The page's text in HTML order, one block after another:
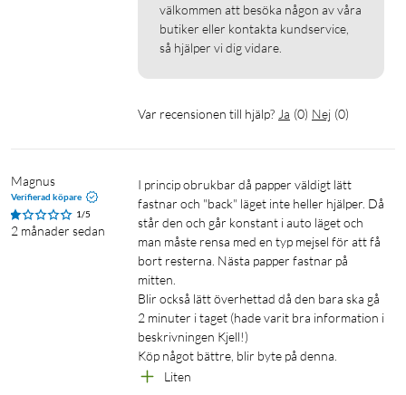
välkommen att besöka någon av våra
butiker eller kontakta kundservice,
så hjälper vi dig vidare.
Var recensionen till hjälp? Ja (0) Nej (0)
Magnus
Verifierad köpare
1/5
2 månader sedan
I princip obrukbar då papper väldigt lätt
fastnar och "back" läget inte heller hjälper. Då
står den och går konstant i auto läget och
man måste rensa med en typ mejsel för att få
bort resterna. Nästa papper fastnar på
mitten.
Blir också lätt överhettad då den bara ska gå
2 minuter i taget (hade varit bra information i
beskrivningen Kjell!)
Köp något bättre, blir byte på denna.
Liten